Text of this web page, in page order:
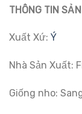
THÔNG TIN
Xuất Xứ: Ý
Nhà Sản Xuất:
Giống nho: